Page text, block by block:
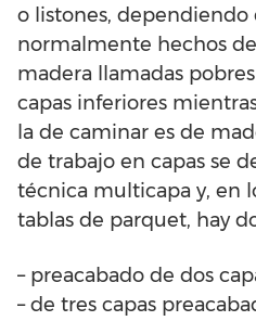
o listones, dependiendo
normalmente hechos
madera llamadas
capas inferiores
la de caminar es de
de trabajo en capas se
técnica multicapa y, en
tablas de parquet, hay
– preacabado de dos
– de tres capas